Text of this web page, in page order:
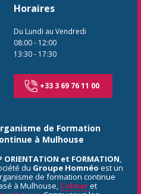
Horaires
Du Lundi au Vendredi
08:00- 12:00
13:30- 17:30
+33 3 69 76 11 00
de Formation
à Mulhouse
ORIENTATION et FORMATION,
du Groupe Homnéo est un
de formation continue
à Mulhouse, Colmaret